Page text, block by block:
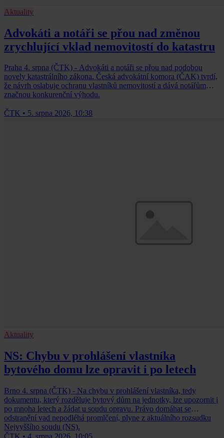
Aktuality
Advokáti a notáři se přou nad změnou
zrychlující vklad nemovitostí do katastru
Praha 4. srpna (ČTK) - Advokáti a notáři se přou nad podobou
novely katastrálního zákona. Česká advokátní komora (ČAK) tvrdí,
že návrh oslabuje ochranu vlastníků nemovitostí a dává notářům
značnou konkurenční výhodu.
ČTK • 5. srpna 2026, 10:38
Aktuality
NS: Chybu v prohlášení vlastníka
bytového domu lze opravit i po letech
Brno 4. srpna (ČTK) - Na chybu v prohlášení vlastníka, tedy
dokumentu, který rozděluje bytový dům na jednotky, lze upozornit i
po mnoha letech a žádat u soudu opravu. Právo domáhat se
odstranění vad nepodléhá promlčení, plyne z aktuálního rozsudku
Nejvyššího soudu (NS).